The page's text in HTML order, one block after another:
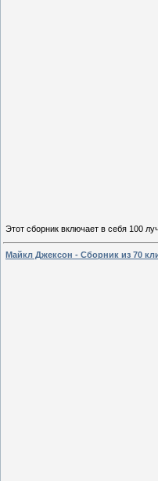
Этот сборник включает в себя 100
Майкл Джексон - Сборник из 70